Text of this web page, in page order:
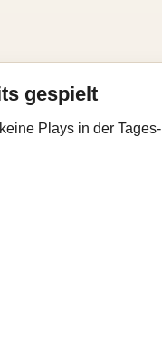
gespielt
Plays in der Tages-